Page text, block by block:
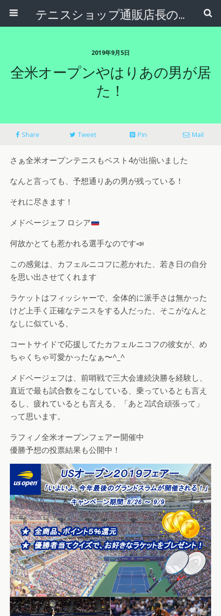
テニスショップ通販店長のブログ＠テニスショップLAFINO 西山克久
2019年9月5日
全米オープンやはりあの男が居
た！
Share Tweet Pin Mail
さぁ全米オープンテニスもベスト4が出揃いました
なんと言っても、予想通りあの男が残っている！
それに尽きます！
メドベージェフ ロシア
何故かとても惹かれる選手なのです📣
この感覚は、カフェルニコフに惹かれた、若き日の自分
を思い出させてくれます
ラケットはフィッシャーで、全体的に派手さは無かった
けど上手く正確なテニスをする人だった、そこがなんと
なしに似ている、
コートサイドで応援してたカフェルニコフの彼女が、め
ちゃくちゃ可愛かったなぁ〜^_^
メドベージェフは、前哨戦で三大会連続決勝を経験し、
直近で最も試合数をこなしている、乗っているとも言え
るし、疲れているとも言える、「あと2試合頑張って」
って思います。
ラフィノ全米オープンフェアー開催中
優勝予想の投票結果も公開中！